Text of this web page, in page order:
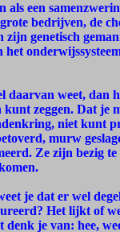
als een
bedrijven, de
zijn genetisch
het
daarvan weet, dan
zeggen. Dat je
niet kunt
murw
Ze zijn bezig
je dat er wel
Het lijkt of
denk je van: hee,